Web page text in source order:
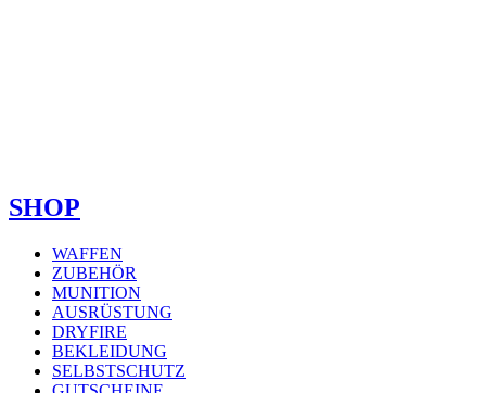
SHOP
WAFFEN
ZUBEHÖR
MUNITION
AUSRÜSTUNG
DRYFIRE
BEKLEIDUNG
SELBSTSCHUTZ